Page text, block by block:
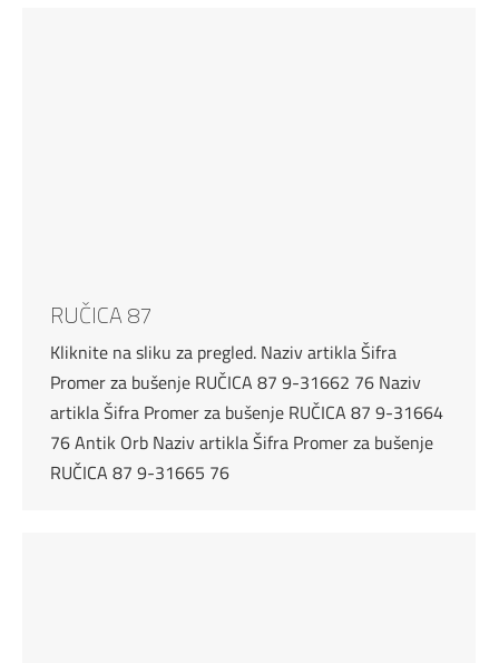
RUČICA 87
Kliknite na sliku za pregled. Naziv artikla Šifra
Promer za bušenje RUČICA 87 9-31662 76 Naziv
artikla Šifra Promer za bušenje RUČICA 87 9-31664
76 Antik Orb Naziv artikla Šifra Promer za bušenje
RUČICA 87 9-31665 76